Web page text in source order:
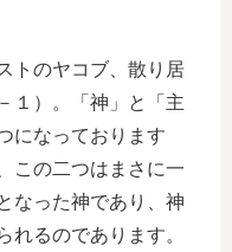
トのヤコブ、散り居
１）。「神」と「主
になっております
この二つはまさに一
なった神であり、神
れるのであります。